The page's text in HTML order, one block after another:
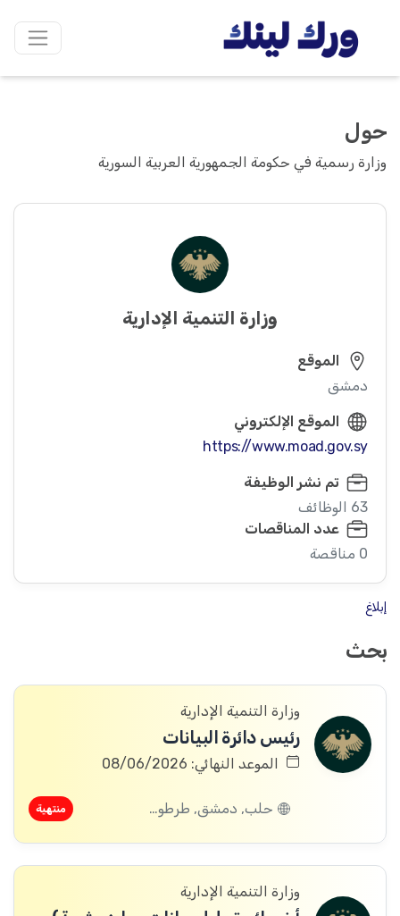
وزارة التنمية الإدارية
الموقع
دمشق
الموقع الإلكتروني
https://www.moad.gov.sy
تم نشر الوظيفة
63 الوظائف
عدد المناقصات
0 مناقصة
إبلاغ
حول
وزارة رسمية في حكومة الجمهورية العربية السورية
بحث
وزارة التنمية الإدارية
رئيس دائرة البيانات
الموعد النهائي: 08/06/2026
حلب, دمشق, طرطوس, ريف دمشق, ديرالزور, درعا, إدلب, القنيطرة, اللاذقية, الرقة, حمص, الحسكة, حماة منتهية
وزارة التنمية الإدارية